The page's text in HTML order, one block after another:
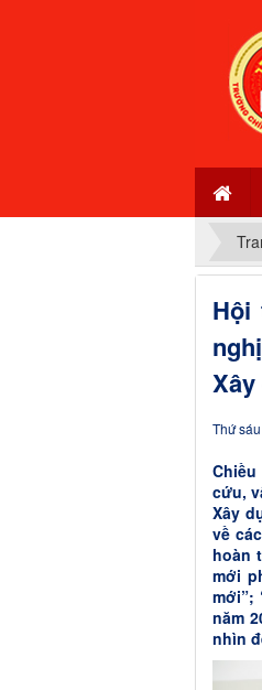
Hội
Thứ
cứu,
Xây
về
hoàn
mới
mới”;
năm
nhìn